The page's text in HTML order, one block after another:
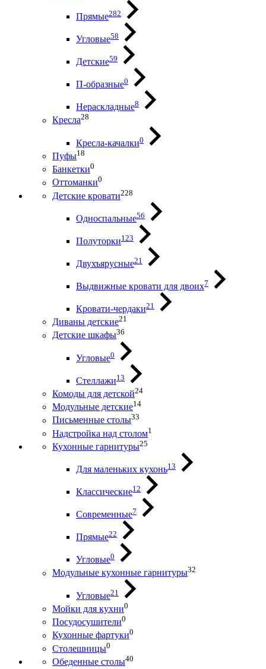
Прямые282
Угловые58
Детские59
П-образные0
Нераскладные8
Кресла28
Кресла-качалки0
Пуфы18
Банкетки0
Оттоманки0
Детские кровати228
Односпальные56
Полуторки123
Двухъярусные21
Выдвижные кровати для двоих7
Кровати-чердаки21
Диваны детские21
Детские шкафы36
Угловые0
Стеллажи13
Комоды для детской24
Модульные детские14
Письменные столы33
Надстройка над столом1
Кухонные гарнитуры25
Для маленьких кухонь13
Классические12
Современные7
Прямые22
Угловые0
Модульные кухонные гарнитуры32
Угловые21
Мойки для кухни0
Посудосушители0
Кухонные фартуки0
Столешницы0
Обеденные столы40